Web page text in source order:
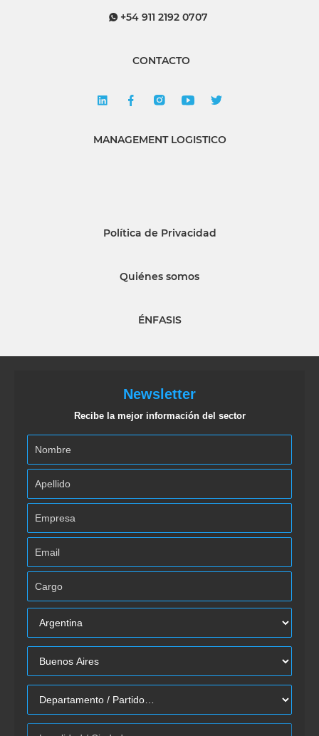
+54 911 2192 0707
CONTACTO
MANAGEMENT LOGISTICO
Política de Privacidad
Quiénes somos
ÉNFASIS
Newsletter
Recibe la mejor información del sector